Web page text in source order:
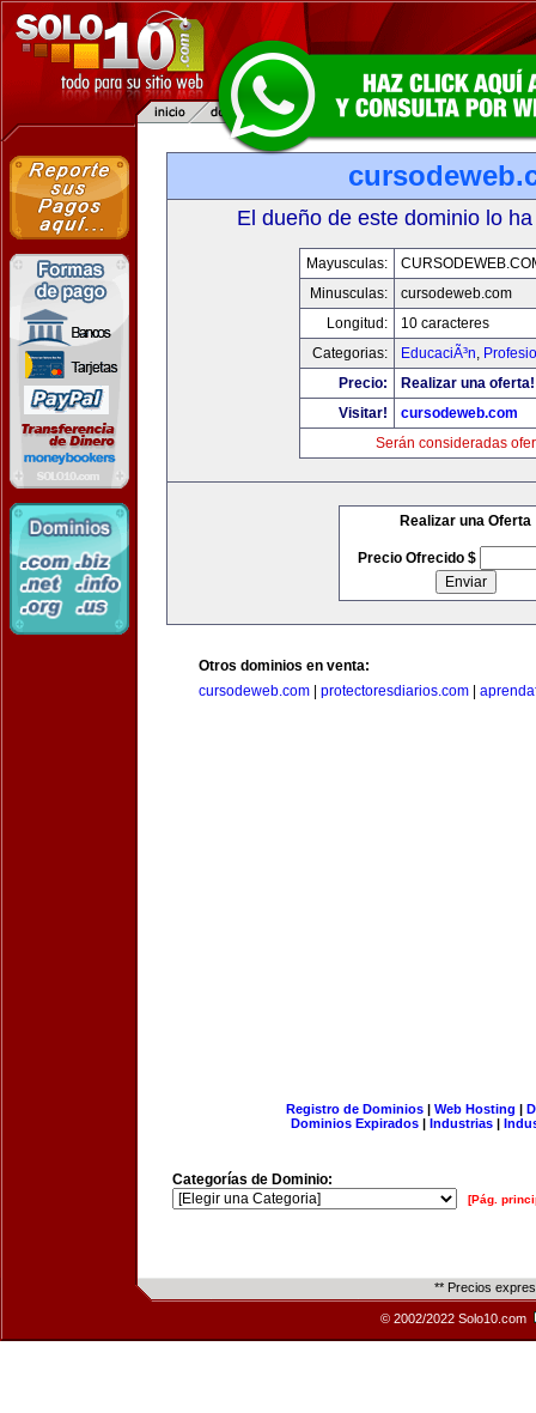
El dueño de este dominio lo
Mayusculas:
Minusculas:
cursodeweb.com
Longitud:
10 caracteres
Categorias:
EducaciÃ³n,
Precio:
Realizar una oferta!
Visitar!
cursodeweb.com
Serán consideradas
Realizar una Oferta
Precio Ofrecido $
Otros dominios en venta:
cursodeweb.com
protectoresdiarios.com
Registro de Dominios| Web Hosting |
Dominios Expirados | Industrias |
Categorías de Dominio:
[Pág.
** Precios
© 2002/2022 Solo10.com